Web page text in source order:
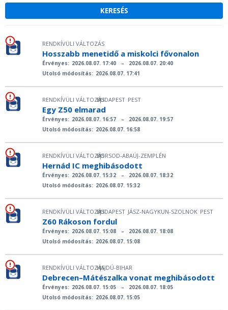
RENDKÍVÜLI VÁLTOZÁS
Hosszabb menetidő a miskolci fővonalon
Érvényes: 2026.08.07. 17:40 –
2026.08.07. 20:40
Utolsó módosítás: 2026.08.07. 17:41
RENDKÍVÜLI VÁLTOZÁS
|
BUDAPEST PEST
Egy Z50 elmarad
Érvényes: 2026.08.07. 16:57 –
2026.08.07. 19:57
Utolsó módosítás: 2026.08.07. 16:58
RENDKÍVÜLI VÁLTOZÁS
|
BORSOD-ABAÚJ-ZEMPLÉN
Hernád IC meghibásodott
Érvényes: 2026.08.07. 15:32 –
2026.08.07. 18:32
Utolsó módosítás: 2026.08.07. 15:32
RENDKÍVÜLI VÁLTOZÁS
|
BUDAPEST JÁSZ-NAGYKUN-SZOLNOK PEST
Z60 Rákoson fordul
Érvényes: 2026.08.07. 15:08 –
2026.08.07. 18:08
Utolsó módosítás: 2026.08.07. 15:08
RENDKÍVÜLI VÁLTOZÁS
|
HAJDÚ-BIHAR
Debrecen–Mátészalka vonat meghibásodott
Érvényes: 2026.08.07. 15:05 –
2026.08.07. 18:05
Utolsó módosítás: 2026.08.07. 15:05